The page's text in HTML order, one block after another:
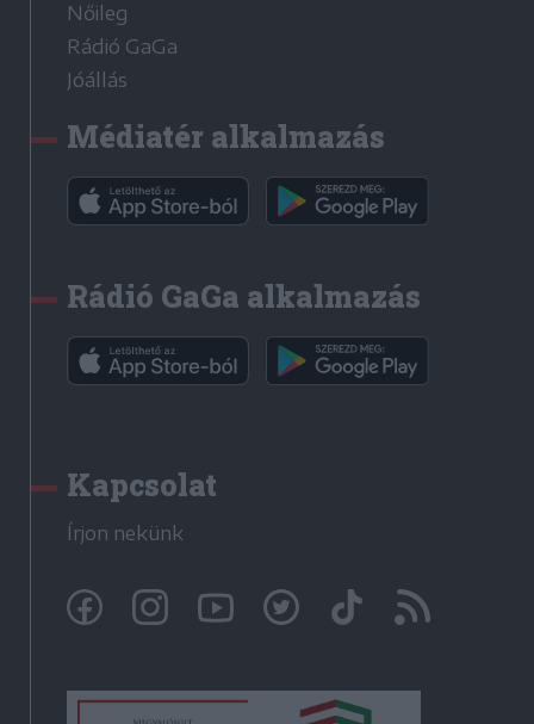
Nőileg
Rádió GaGa
Jóállás
Médiatér alkalmazás
Rádió GaGa alkalmazás
Kapcsolat
Írjon nekünk